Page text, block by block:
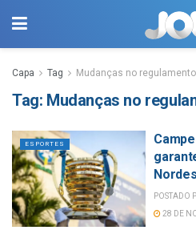
Capa Tag Mudanças no regulamento
Tag: Mudanças no
ESPORTES
POSTADO
28 DE